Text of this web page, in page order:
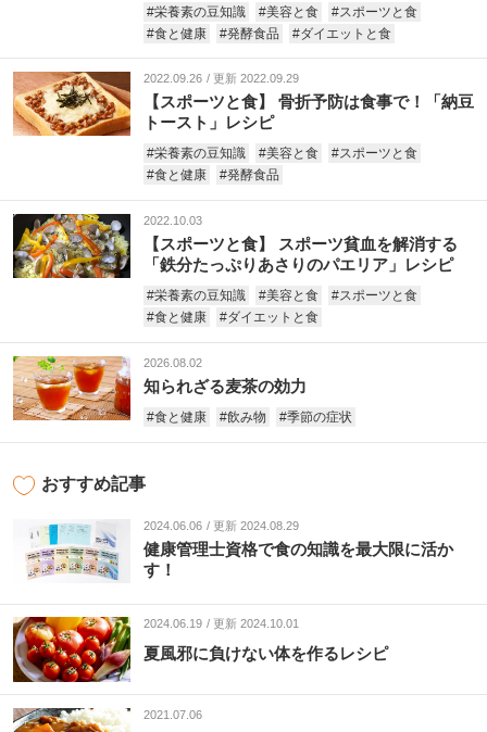
#栄養素の豆知識 #美容と食
#スポーツと食
#食と健康
#発酵食品 #ダイエットと食
【スポーツと食】 骨折予防は食事で！「納豆
トースト」レシピ
2022.09.26 更新 2022.09.29
#栄養素の豆知識 #美容と食
#スポーツと食
#食と健康
#発酵食品
【スポーツと食】 スポーツ貧血を解消する
「鉄分たっぷりあさりのパエリア」レシピ
2022.10.03
#栄養素の豆知識 #美容と食
#スポーツと食
#食と健康
#ダイエットと食
知られざる麦茶の効力
2026.08.02
#食と健康 #飲み物 #季節の症状
おすすめ記事
健康管理士資格で食の知識を最大限に活か
す！
2024.06.06 更新 2024.08.29
夏風邪に負けない体を作るレシピ
2024.06.19 更新 2024.10.01
2021.07.06